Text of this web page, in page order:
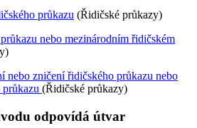
průkazu (Řidičské průkazy)
nebo mezinárodním řidičském
nebo zničení řidičského průkazu nebo
(Řidičské průkazy)
odpovídá útvar